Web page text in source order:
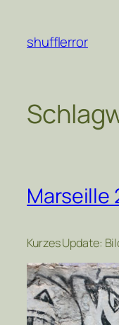
springen
shufflerror
Marseille
Kurzes Update: